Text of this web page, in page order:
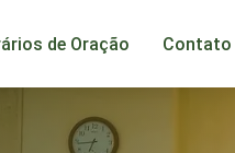
de Oração Contato